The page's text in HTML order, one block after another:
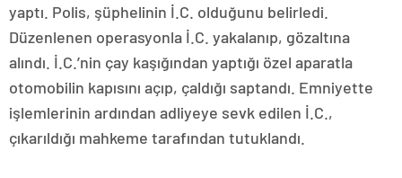
yaptı. Polis, şüphelinin İ.C. olduğunu belirledi.
Düzenlenen operasyonla İ.C. yakalanıp, gözaltına
alındı. İ.C.’nin çay kaşığından yaptığı özel aparatla
otomobilin kapısını açıp, çaldığı saptandı. Emniyette
işlemlerinin ardından adliyeye sevk edilen İ.C.,
çıkarıldığı mahkeme tarafından tutuklandı.